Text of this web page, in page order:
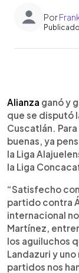
Por
Alianza ganó y
que se disputó
Cuscatlán.
buenas, ya
la Liga
la Liga
“Satisfecho
partido contra
internacional
Martínez,
los aguiluchos
Landazuri y
partidos nos